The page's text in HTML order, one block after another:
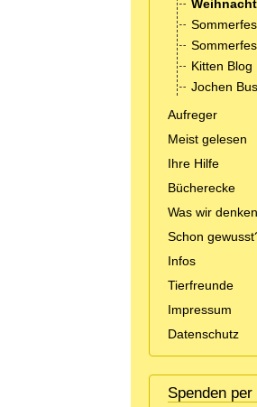
Kitten Blog
Jochen
Aufreger
Meist gelesen
Ihre Hilfe
Bücherecke
Was wir denken
Schon
Infos
Tierfreunde
Impressum
Datenschutz
Spenden per